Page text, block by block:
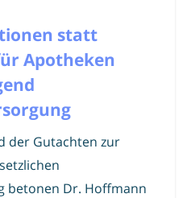
statt
Apotheken
der Gutachten zur
betonen Dr. Hoffmann